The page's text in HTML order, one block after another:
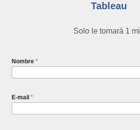
Tableau
Solo le tomará 1
Nombre *
E-mail *